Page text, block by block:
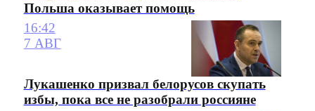
Польша оказывает помощь
16:42
7 АВГ
Лукашенко призвал белорусов скупать
избы, пока все не разобрали россияне